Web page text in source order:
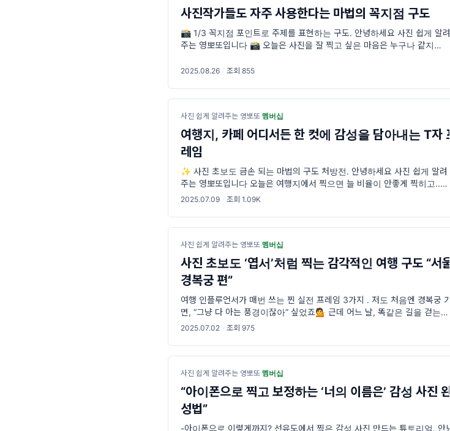
사진작가들도 자주 사용한다는 마법의 꼭지점 구도
📸 1/3 꼭지점 포인트로 주제를 표현하는 구도. 안녕하세요 사진 쉽게 알려
주는 영뽀또입니다 📸 오늘은 사진을 잘 찍고 싶은 마음은 누구나 같지만 막
2025.08.26 · 조회 855
사진 쉽게 알려주는 영뽀또·멤버십
여행지, 카페 어디서든 한 컷에 감성을 담아내는 T자 프
레임
✨ 사진 초보도 금손 되는 마법의 구도 처방전. 안녕하세요 사진 쉽게 알려
주는 영뽀또입니다 오늘은 여행지에서 찍으면 늘 비율이 안좋게 찍히고...카
페에 가서 커피를 찍으면 꼭 급하게 찍은 영수증 같고…혹시 그래서 친구들
2025.07.09 · 조회 1.09K
사진 쉽게 알려주는 영뽀또·멤버십
사진 초보도 ‘엽서’처럼 찍는 감각적인 여행 구도 “서울
경복궁 편”
여행 인플루언서가 매번 쓰는 찐 실전 프레임 3가지 . 저도 처음엔 경복궁 가
면, “그냥 다 아는 풍경이잖아” 싶었죠💁 근데 어느 날, 똑같은 길을 걷는데
기와 라인 따라 , 보이는 기둥 프레임 등 다양한 시선으로 보니 전혀 다른 장
2025.07.02 · 조회 975
사진 쉽게 알려주는 영뽀또·멤버십
“아이폰으로 찍고 보정하는 ‘너의 이름은’ 감성 사진 완
성법”
-아이폰으로 이렇게까지? 선유도에서 찍은 감성 사진 만드는 튜토리얼. 안녕